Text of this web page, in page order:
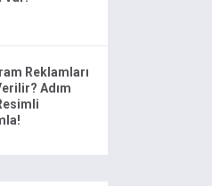
Reklamları
Adım